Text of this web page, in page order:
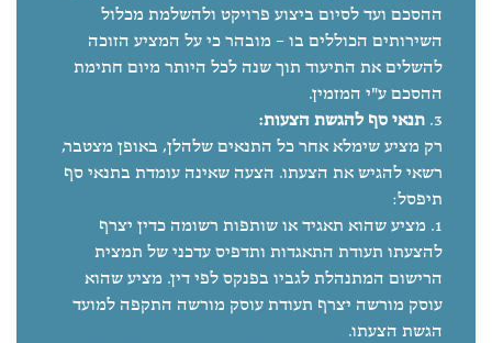
ההסכם ועד לסיום ביצוע פרויקט ולהשלמת מכלול
השירותים הכוללים בו – מובהר כי על המציע הזוכה
להשלים את התיעוד תוך שנה לכל היותר מיום חתימת
ההסכם ע"י המזמין.
תנאי סף להגשת הצעות:
רק מציע שימלא אחר כל התנאים שלהלן, באופן מצטבר,
רשאי להגיש את הצעתו. הצעה שאינה עומדת בתנאי סף
תיפסל:
מציע שהוא תאגיד או שותפות רשומה כדין יצרף
להצעתו תעודת התאגדות ותדפיס עדכני של תמצית
הרישום המתנהלת לגביו בפנקס לפי דין. מציע שהוא
עוסק מורשה יצרף תעודת עוסק מורשה התקפה למועד
הגשת הצעתו.